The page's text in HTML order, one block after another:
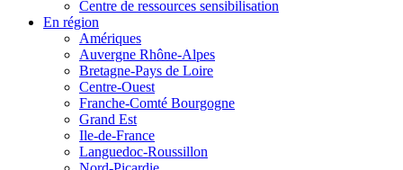
Centre de ressources sensibilisation
En région
Amériques
Auvergne Rhône-Alpes
Bretagne-Pays de Loire
Centre-Ouest
Franche-Comté Bourgogne
Grand Est
Ile-de-France
Languedoc-Roussillon